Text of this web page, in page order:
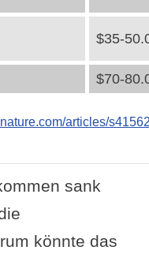
$35-
$70-
articles/
sank
könnte das